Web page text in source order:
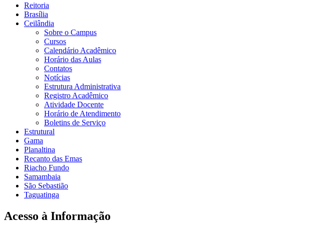
Reitoria
Brasília
Ceilândia
Sobre o Campus
Cursos
Calendário Acadêmico
Horário das Aulas
Contatos
Notícias
Estrutura Administrativa
Registro Acadêmico
Atividade Docente
Horário de Atendimento
Boletins de Serviço
Estrutural
Gama
Planaltina
Recanto das Emas
Riacho Fundo
Samambaia
São Sebastião
Taguatinga
Acesso à Informação